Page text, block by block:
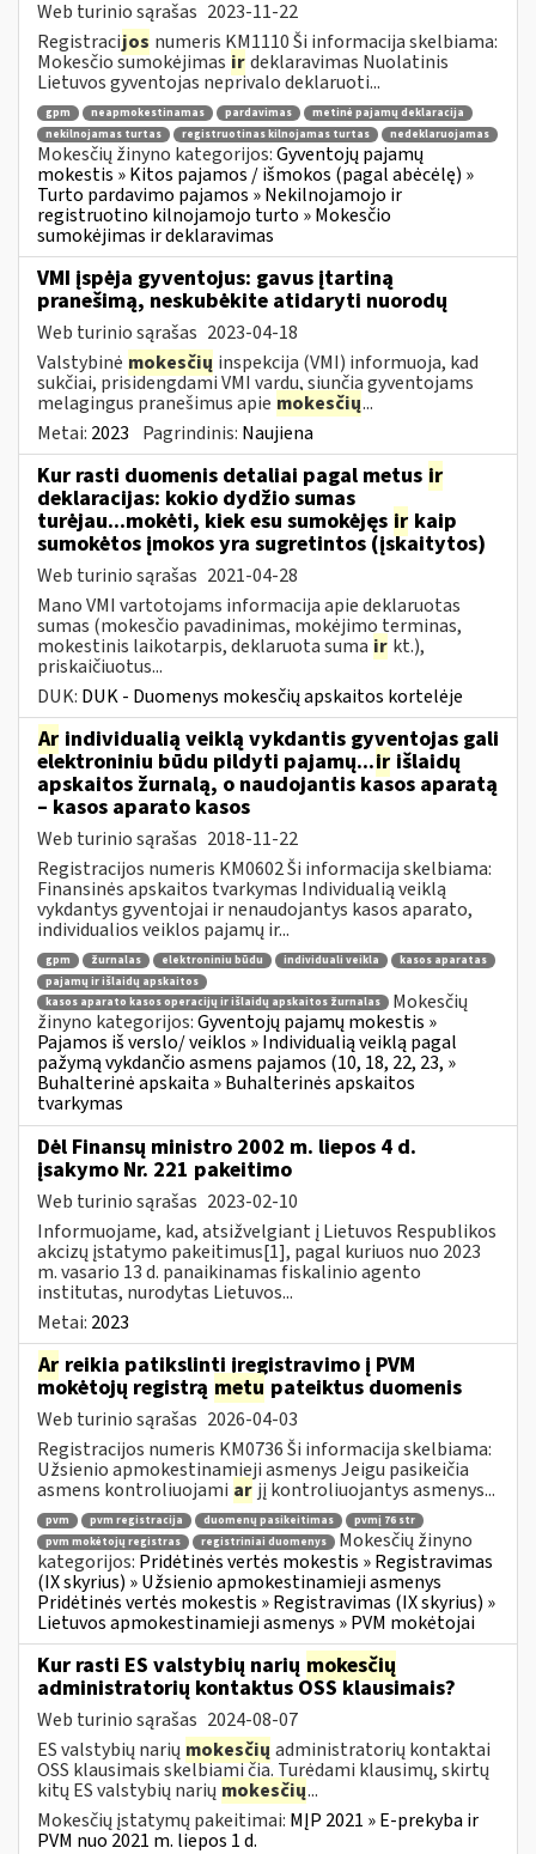
Web turinio sąrašas 2023-11-22
Registracijos numeris KM1110 Ši informacija skelbiama:
Mokesčio sumokėjimas irdeklaravimas Nuolatinis
Lietuvos gyventojas neprivalo deklaruoti...
gpm neapmokestinamas pardavimas
metinė pajamų deklaracija
nekilnojamas turtas
registruotinas kilnojamas turtas nedeklaruojamas
Mokesčių žinyno kategorijos:Gyventojų pajamų
mokestis » Kitos pajamos / išmokos (pagal abėcėlę) »
Turto pardavimo pajamos » Nekilnojamojo ir
registruotino kilnojamojo turto » Mokesčio
sumokėjimas ir deklaravimas
VMI įspėja gyventojus: gavus įtartiną
pranešimą, neskubėkite atidaryti nuorodų
Web turinio sąrašas 2023-04-18
Valstybinė mokesčių inspekcija (VMI) informuoja, kad
sukčiai, prisidengdami VMI vardu, siunčia gyventojams
melagingus pranešimus apie mokesčių...
Metai: 2023 Pagrindinis: Naujiena
Kur rasti duomenis detaliai pagal metus ir
deklaracijas: kokio dydžio sumas
turėjau...mokėti, kiek esu sumokėjęs ir kaip
sumokėtos įmokos yra sugretintos (įskaitytos)
Web turinio sąrašas 2021-04-28
Mano VMI vartotojams informacija apie deklaruotas
sumas (mokesčio pavadinimas, mokėjimo terminas,
mokestinis laikotarpis, deklaruota suma ir kt.),
priskaičiuotus...
DUK: DUK - Duomenys mokesčių apskaitos kortelėje
Ar individualią veiklą vykdantis gyventojas gali
elektroniniu būdu pildyti pajamų...ir išlaidų
apskaitos žurnalą, o naudojantis kasos aparatą
– kasos aparato kasos
Web turinio sąrašas 2018-11-22
Registracijos numeris KM0602 Ši informacija skelbiama:
Finansinės apskaitos tvarkymas Individualią veiklą
vykdantys gyventojai ir nenaudojantys kasos aparato,
individualios veiklos pajamų ir...
gpm žurnalas elektroniniu būdu individuali veikla
kasos aparatas
pajamų ir išlaidų apskaitos
kasos aparato kasos operacijų ir išlaidų apskaitos žurnalas
Mokesčių
žinyno kategorijos:Gyventojų pajamų mokestis »
Pajamos iš verslo/ veiklos » Individualią veiklą pagal
pažymą vykdančio asmens pajamos (10, 18, 22, 23, »
Buhalterinė apskaita » Buhalterinės apskaitos
tvarkymas
Dėl Finansų ministro 2002 m. liepos 4 d.
įsakymo Nr. 221 pakeitimo
Web turinio sąrašas 2023-02-10
Informuojame, kad, atsižvelgiant į Lietuvos Respublikos
akcizų įstatymo pakeitimus[1], pagal kuriuos nuo 2023
m. vasario 13 d. panaikinamas fiskalinio agento
institutas, nurodytas Lietuvos...
Metai: 2023
Ar reikia patikslinti įregistravimo į PVM
mokėtojų registrą metu pateiktus duomenis
Web turinio sąrašas 2026-04-03
Registracijos numeris KM0736 Ši informacija skelbiama:
Užsienio apmokestinamieji asmenys Jeigu pasikeičia
asmens kontroliuojami ar jį kontroliuojantys asmenys...
pvm pvm registracija duomenų pasikeitimas
pvmį 76 str
pvm mokėtojų registras
registriniai duomenys
Mokesčių žinyno
kategorijos: Pridėtinės vertės mokestis » Registravimas
(IX skyrius) » Užsienio apmokestinamieji asmenys
Pridėtinės vertės mokestis » Registravimas (IX skyrius) »
Lietuvos apmokestinamieji asmenys » PVM mokėtojai
Kur rasti ES valstybių narių mokesčių
administratorių kontaktus OSS klausimais?
Web turinio sąrašas 2024-08-07
ES valstybių narių mokesčių administratorių kontaktai
OSS klausimais skelbiami čia. Turėdami klausimų, skirtų
kitų ES valstybių narių mokesčių...
Mokesčių įstatymų pakeitimai: MĮP 2021 » E-prekyba ir
PVM nuo 2021 m. liepos 1 d.